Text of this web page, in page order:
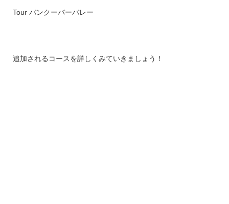
Tour バンクーバーバレー
追加されるコースを詳しくみていきましょう！